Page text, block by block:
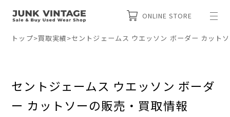
ONLINE STORE
トップ>買取実績>セントジェームス ウエッソン ボーダー カット
セントジェームス ウエッソン ボーダ
ー カットソーの販売・買取情報